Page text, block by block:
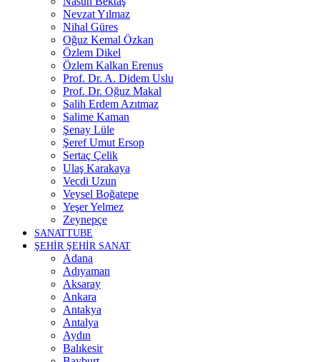
Nevzat Yılmaz
Nihal Güres
Oğuz Kemal Özkan
Özlem Dikel
Özlem Kalkan Erenus
Prof. Dr. A. Didem Uslu
Prof. Dr. Oğuz Makal
Salih Erdem Azıtmaz
Salime Kaman
Şenay Lüle
Şeref Umut Ersop
Sertaç Çelik
Ulaş Karakaya
Vecdi Uzun
Veysel Boğatepe
Yeşer Yelmez
Zeynepçe
SANATTUBE
ŞEHİR ŞEHİR SANAT
Adana
Adıyaman
Aksaray
Ankara
Antakya
Antalya
Aydın
Balıkesir